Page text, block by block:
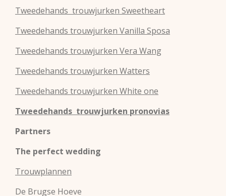
Tweedehands trouwjurken Sweetheart
Tweedehands trouwjurken Vanilla Sposa
Tweedehands trouwjurken Vera Wang
Tweedehands trouwjurken Watters
Tweedehands trouwjurken White one
Tweedehands trouwjurken pronovias
Partners
The perfect wedding
Trouwplannen
De Brugse Hoeve